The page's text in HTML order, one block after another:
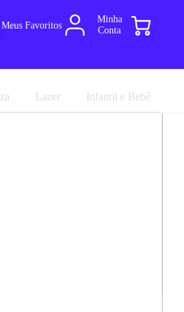
Meus Favoritos
Minha
Conta
Lazer Infantil e Bebê